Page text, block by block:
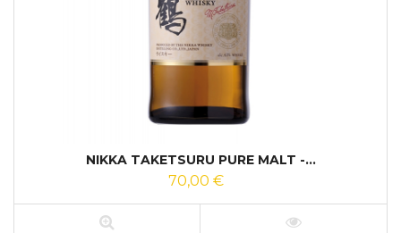
NIKKA TAKETSURU PURE MALT -...
70,00 €